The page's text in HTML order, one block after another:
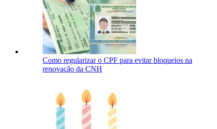
Como regularizar o CPF para evitar bloqueios na
renovação da CNH